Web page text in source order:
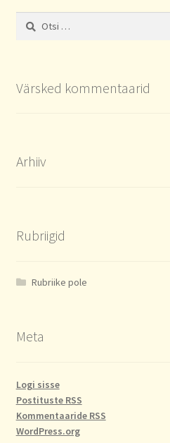
Otsi:
Värsked kommentaarid
Arhiiv
Rubriigid
Rubriike pole
Meta
Logi sisse
Postituste RSS
Kommentaaride RSS
WordPress.org